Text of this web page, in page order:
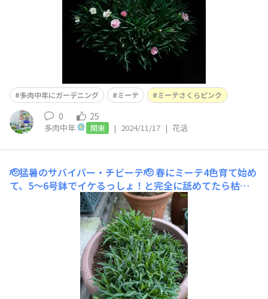
多肉中年にガーデニング ミーテ ミーテさくらピンク
0 25
多肉中年 関東 | 2024/11/17 | 花活
🫡猛暑のサバイバー・チビーテ🫡春にミーテ4色育て始め
て、5〜6号鉢でイケるっしょ！と完全に舐めてたら枯れ
ました🤣 全滅だー！ とショック受けてたんですが、2軍
のほったらかし鉢ジャングルの集まりの中に👶チビーテ👶
のピーチラテ＆さくらピンク発見！ よ、横井庄一さん的
なー！（わからないひとの方が多いですね